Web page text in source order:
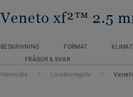
Veneto xf²™ 2.5
BESKRIVNING FORMAT
FRÅGOR & SVAR
Hemsida Linoleumgolv